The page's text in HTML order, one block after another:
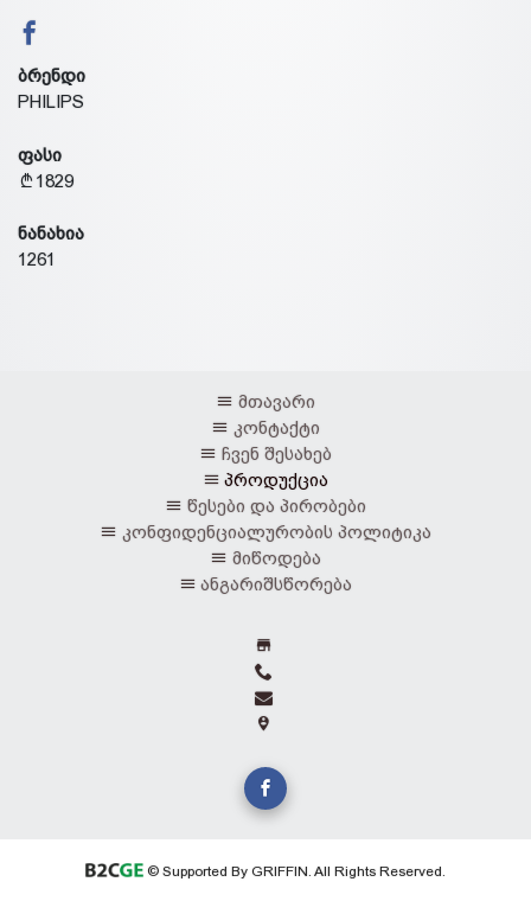
ბრენდი
PHILIPS
ფასი
1829
ნანახია
1261
მთავარი
კონტაქტი
ჩვენ შესახებ
პროდუქცია
წესები და პირობები
კონფიდენციალურობის პოლიტიკა
მიწოდება
ანგარიშსწორება
© Supported By GRIFFIN. All Rights Reserved.